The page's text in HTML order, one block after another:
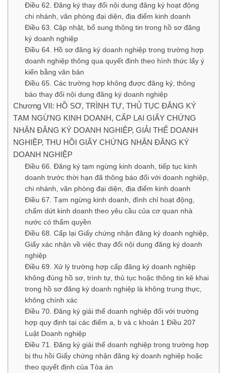
Điều 62. Đăng ký thay đổi nội dung đăng ký hoạt động
chi nhánh, văn phòng đại diện, địa điểm kinh doanh
Điều 63. Cập nhật, bổ sung thông tin trong hồ sơ đăng
ký doanh nghiệp
Điều 64. Hồ sơ đăng ký doanh nghiệp trong trường hợp
doanh nghiệp thông qua quyết định theo hình thức lấy ý
kiến bằng văn bản
Điều 65. Các trường hợp không được đăng ký, thông
báo thay đổi nội dung đăng ký doanh nghiệp
Chương VII: HỒ SƠ, TRÌNH TỰ, THỦ TỤC ĐĂNG KÝ
TẠM NGỪNG KINH DOANH, CẤP LẠI GIẤY CHỨNG
NHẬN ĐĂNG KÝ DOANH NGHIỆP, GIẢI THỂ DOANH
NGHIỆP, THU HỒI GIẤY CHỨNG NHẬN ĐĂNG KÝ
DOANH NGHIỆP
Điều 66. Đăng ký tạm ngừng kinh doanh, tiếp tục kinh
doanh trước thời hạn đã thông báo đối với doanh nghiệp,
chi nhánh, văn phòng đại diện, địa điểm kinh doanh
Điều 67. Tạm ngừng kinh doanh, đình chỉ hoạt động,
chấm dứt kinh doanh theo yêu cầu của cơ quan nhà
nước có thẩm quyền
Điều 68. Cấp lại Giấy chứng nhận đăng ký doanh nghiệp,
Giấy xác nhận về việc thay đổi nội dung đăng ký doanh
nghiệp
Điều 69. Xử lý trường hợp cấp đăng ký doanh nghiệp
không đúng hồ sơ, trình tự, thủ tục hoặc thông tin kê khai
trong hồ sơ đăng ký doanh nghiệp là không trung thực,
không chính xác
Điều 70. Đăng ký giải thể doanh nghiệp đối với trường
hợp quy định tại các điểm a, b và c khoản 1 Điều 207
Luật Doanh nghiệp
Điều 71. Đăng ký giải thể doanh nghiệp trong trường hợp
bị thu hồi Giấy chứng nhận đăng ký doanh nghiệp hoặc
theo quyết định của Tòa án